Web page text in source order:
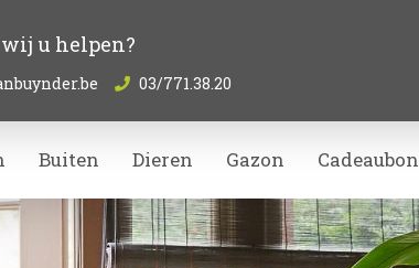
u helpen?
03/771.38.20
Buiten Dieren Gazon Cadeaubon